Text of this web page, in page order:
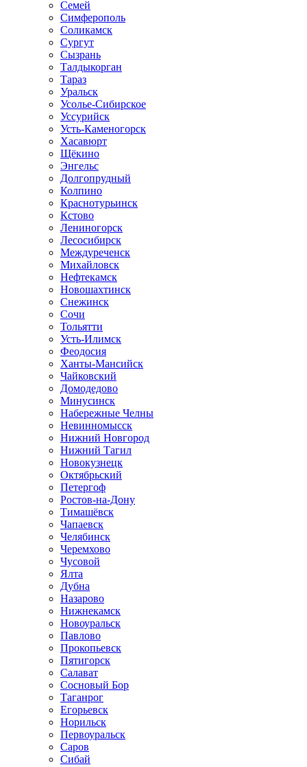
Семей
Симферополь
Соликамск
Сургут
Сызрань
Талдыкорган
Тараз
Уральск
Усолье-Сибирское
Уссурийск
Усть-Каменогорск
Хасавюрт
Щёкино
Энгельс
Долгопрудный
Колпино
Краснотурьинск
Кстово
Лениногорск
Лесосибирск
Междуреченск
Михайловск
Нефтекамск
Новошахтинск
Снежинск
Сочи
Тольятти
Усть-Илимск
Феодосия
Ханты-Мансийск
Чайковский
Домодедово
Минусинск
Набережные Челны
Невинномысск
Нижний Новгород
Нижний Тагил
Новокузнецк
Октябрьский
Петергоф
Ростов-на-Дону
Тимашёвск
Чапаевск
Челябинск
Черемхово
Чусовой
Ялта
Дубна
Назарово
Нижнекамск
Новоуральск
Павлово
Прокопьевск
Пятигорск
Салават
Сосновый Бор
Таганрог
Егорьевск
Норильск
Первоуральск
Саров
Сибай